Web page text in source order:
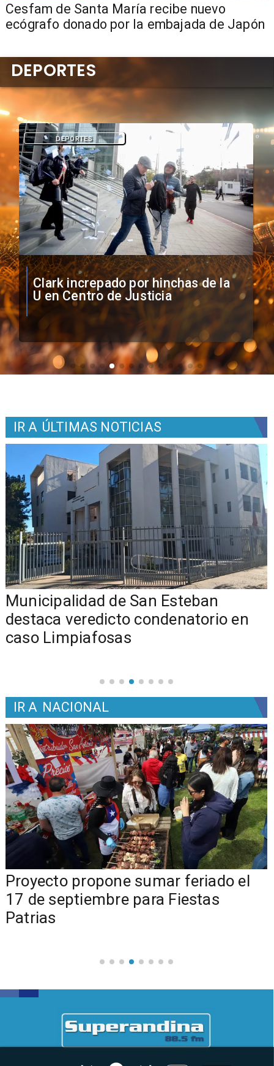
Cesfam de Santa María recibe nuevo
ecógrafo donado por la embajada de Japón
Vozinha firma contrato con Colo
Colo como nuevo arquero
DEPORTES
DEPORTES
IR A ÚLTIMAS NOTICIAS
Municipalidad de San Esteban
destaca veredicto condenatorio en
caso Limpiafosas
IR A NACIONAL
Proyecto propone sumar feriado el
17 de septiembre para Fiestas
Patrias